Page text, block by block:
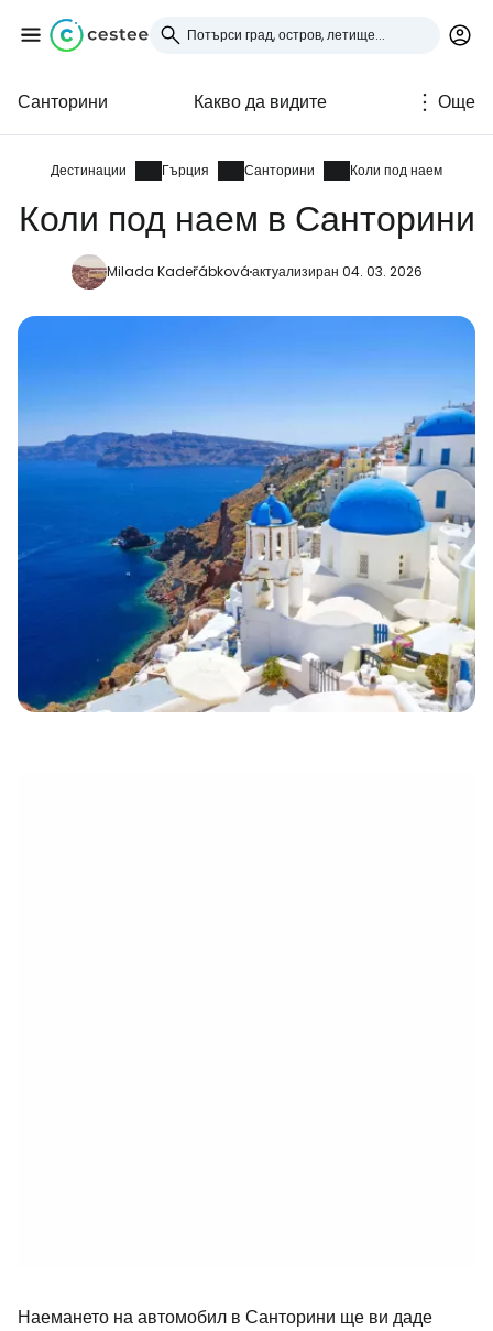
Санторини Какво да видите Още
Дестинации Гърция Санторини Коли под наем
Коли под наем в Санторини
Milada Kadeřábkováактуализиран 04. 03. 2026
Наемането на автомобил в Санторини ще ви даде
Влезте в Cestee
... световната общност на туристите
Продължете с имейл